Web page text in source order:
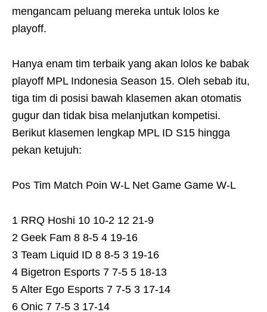
mengancam peluang mereka untuk lolos ke
playoff.
Hanya enam tim terbaik yang akan lolos ke babak
playoff MPL Indonesia Season 15. Oleh sebab itu,
tiga tim di posisi bawah klasemen akan otomatis
gugur dan tidak bisa melanjutkan kompetisi.
Berikut klasemen lengkap MPL ID S15 hingga
pekan ketujuh:
Pos Tim Match Poin W-L Net Game Game W-L
1 RRQ Hoshi 10 10-2 12 21-9
2 Geek Fam 8 8-5 4 19-16
3 Team Liquid ID 8 8-5 3 19-16
4 Bigetron Esports 7 7-5 5 18-13
5 Alter Ego Esports 7 7-5 3 17-14
6 Onic 7 7-5 3 17-14